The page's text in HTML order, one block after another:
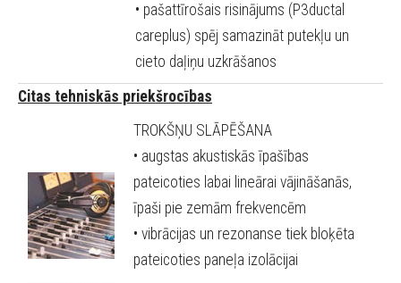
• pašattīrošais risinājums (P3ductal
careplus) spēj samazināt putekļu un
cieto daļiņu uzkrāšanos
Citas tehniskās priekšrocības
TROKŠŅU SLĀPĒŠANA
• augstas akustiskās īpašības
pateicoties labai lineārai vājināšanās,
īpaši pie zemām frekvencēm
• vibrācijas un rezonanse tiek bloķēta
pateicoties paneļa izolācijai